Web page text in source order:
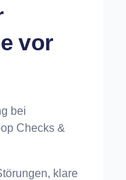
vor
bei
Checks &
klare